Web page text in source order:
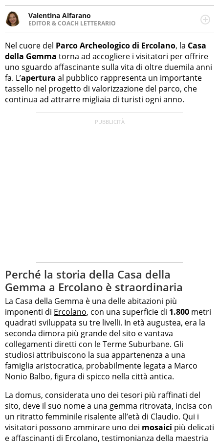
Valentina Alfarano
EDITOR & COACH LETTERARIO
Lavorare con le storie è la mia missione! Specializzata in
storytelling di viaggi, lavoro come editor di narrativa e
coach di scrittura creativa.
Nel cuore del Parco Archeologico di Ercolano, la Casa
della Gemma torna ad accogliere i visitatori per offrire
uno sguardo affascinante sulla vita di oltre duemila anni
fa. L’apertura al pubblico rappresenta un importante
tassello nel progetto di valorizzazione del parco, che
continua ad attrarre migliaia di turisti ogni anno.
Perché la storia della Casa della
Gemma a Ercolano è straordinaria
La Casa della Gemma è una delle abitazioni più
imponenti di Ercolano, con una superficie di 1.800 metri
quadrati sviluppata su tre livelli. In età augustea, era la
seconda dimora più grande del sito e vantava
collegamenti diretti con le Terme Suburbane. Gli
studiosi attribuiscono la sua appartenenza a una
famiglia aristocratica, probabilmente legata a Marco
Nonio Balbo, figura di spicco nella città antica.
La domus, considerata uno dei tesori più raffinati del
sito, deve il suo nome a una gemma ritrovata, incisa con
un ritratto femminile risalente all’età di Claudio. Qui i
visitatori possono ammirare uno dei mosaici più delicati
e affascinanti di Ercolano, testimonianza della maestria